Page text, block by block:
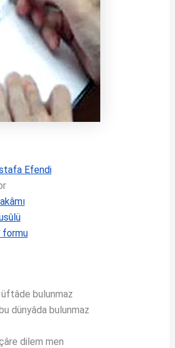
Efendi
formu
üftâde bulunmaz
dünyâda bulunmaz
dilem men